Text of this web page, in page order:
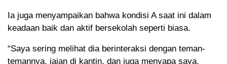
Ia juga menyampaikan bahwa kondisi A saat ini dalam
keadaan baik dan aktif bersekolah seperti biasa.
“Saya sering melihat dia berinteraksi dengan teman-
temannya, jajan di kantin, dan juga menyapa saya.